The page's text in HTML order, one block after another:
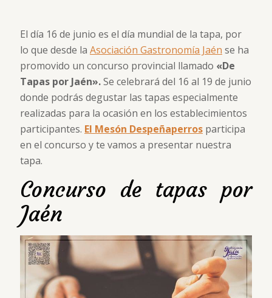
El día 16 de junio es el día mundial de la tapa, por
lo que desde la Asociación Gastronomía Jaén se ha
promovido un concurso provincial llamado «De
Tapas por Jaén».Se celebrará del 16 al 19 de junio
donde podrás degustar las tapas especialmente
realizadas para la ocasión en los establecimientos
participantes. El Mesón Despeñaperros participa
en el concurso y te vamos a presentar nuestra
tapa.
Concurso de tapas por
Jaén